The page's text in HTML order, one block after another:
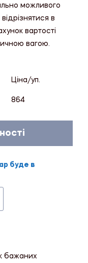
можливого
в
вартості
вагою.
Ціна/уп.
864
буде в
бажаних